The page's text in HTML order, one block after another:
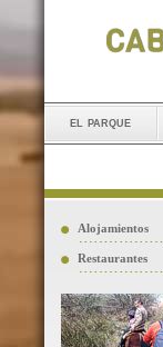
el parque
Alojamientos
Restaurantes